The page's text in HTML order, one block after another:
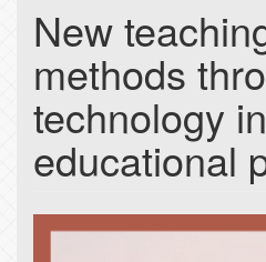
New
methods
technology in
educational
Article